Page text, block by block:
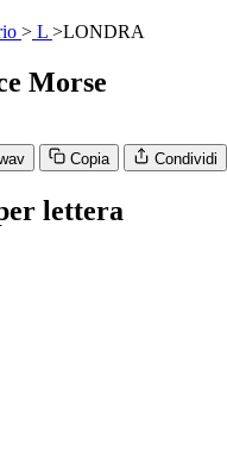
> L >LONDRA
Morse
Copia Condividi
lettera